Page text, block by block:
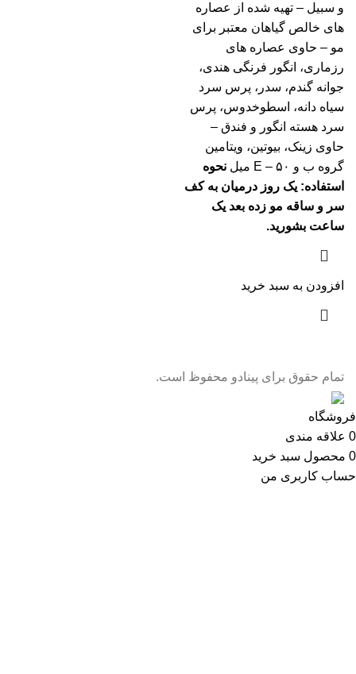
و سبیل – تهیه شده از عصاره
های خالص گیاهان معتبر برای
مو – حاوی عصاره های
رزماری، انگور فرنگی هندی،
جوانه گندم، سدر، پرس سرد
سیاه دانه، اسطوخدوس، پرس
سرد هسته انگور و فندق –
حاوی زینک، بیوتین، ویتامین
گروه ب و E – ۵۰ میل
نحوه
استفاده: یک روز درمیان به کف
سر و ساقه مو زده بعد یک
ساعت بشورید.
افزودن به سبد خرید
تمام حقوق برای پینادو محفوظ است.
فروشگاه
0 علاقه مندی
0 محصول سبد خرید
حساب کاربری من